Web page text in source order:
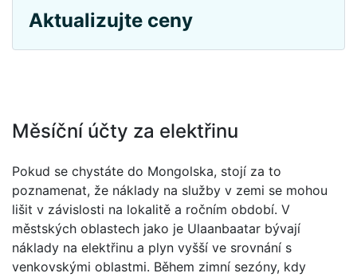
Aktualizujte ceny
Měsíční účty za elektřinu
Pokud se chystáte do Mongolska, stojí za to
poznamenat, že náklady na služby v zemi se mohou
lišit v závislosti na lokalitě a ročním období. V
městských oblastech jako je Ulaanbaatar bývají
náklady na elektřinu a plyn vyšší ve srovnání s
venkovskými oblastmi. Během zimní sezóny, kdy